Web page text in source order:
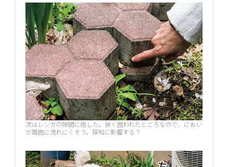
次はレンガの隙間に隠した。狭く囲われたところなので、におい
が周囲に流れにくそう。探知に影響する？